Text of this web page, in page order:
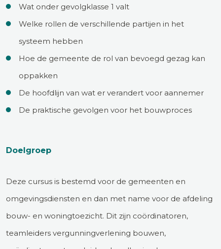
Wat onder gevolgklasse 1 valt
Welke rollen de verschillende partijen in het
systeem hebben
Hoe de gemeente de rol van bevoegd gezag kan
oppakken
De hoofdlijn van wat er verandert voor aannemer
De praktische gevolgen voor het bouwproces
Doelgroep
Deze cursus is bestemd voor de gemeenten en
omgevingsdiensten en dan met name voor de afdeling
bouw- en woningtoezicht. Dit zijn coördinatoren,
teamleiders vergunningverlening bouwen,